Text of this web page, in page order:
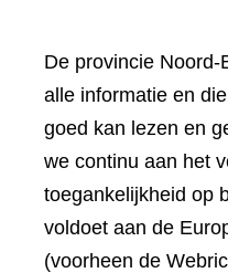
De provincie
alle informatie en
goed kan lezen en
we continu aan het
toegankelijkheid op
voldoet aan de
(voorheen de